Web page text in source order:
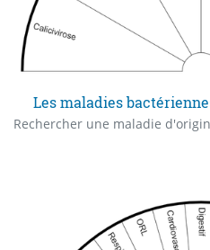
Les maladies